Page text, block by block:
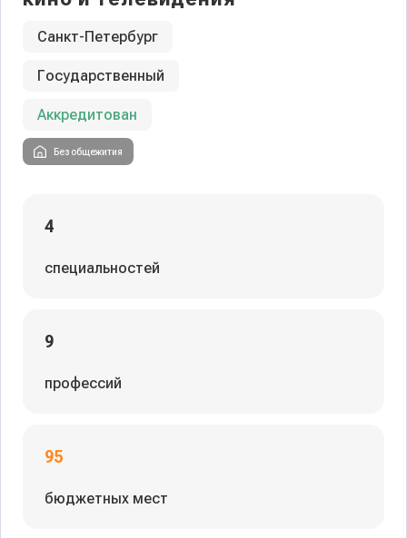
Санкт-Петербург
Государственный
Аккредитован
Без общежития
4
специальностей
9
профессий
95
бюджетных мест